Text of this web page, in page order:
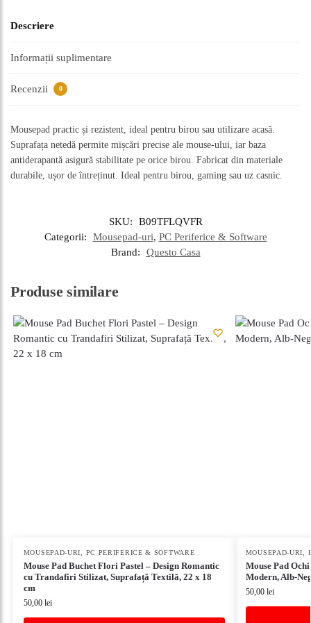
Descriere
Informații suplimentare
Recenzii 0
Mousepad practic și rezistent, ideal pentru birou sau utilizare acasă.
Suprafața netedă permite mișcări precise ale mouse-ului, iar baza
antiderapantă asigură stabilitate pe orice birou. Fabricat din materiale
durabile, ușor de întreținut. Ideal pentru birou, gaming sau uz casnic.
SKU:
B09TFLQVFR
Categorii:
Mousepad-uri, PC Periferice & Software
Brand:
Questo Casa
Produse similare
MOUSEPAD-URI PC PERIFERICE & SOFTWARE
Mouse Pad Buchet Flori Pastel – Design Romantic
cu Trandafiri Stilizat, Suprafață Textilă, 22 x 18
cm
50,00 lei
MOUSEPAD-URI
Mouse Pad
Modern, Alb-
50,00 lei